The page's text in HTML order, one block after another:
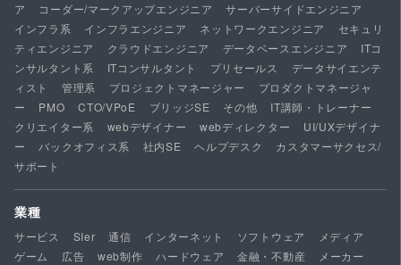
ア
コーダー/マークアップエンジニア
サーバーサイドエンジニア
インフラ系
インフラエンジニア ネットワークエンジニア
セキュリ
ティエンジニア
クラウドエンジニア データベースエンジニア
ITコ
ンサルタント系
ITコンサルタント プリセールス
データサイエンテ
ィスト
管理系 プロジェクトマネージャー
プロダクトマネージャ
ー
PMO CTO/VPoE ブリッジSE その他
IT講師・トレーナー
クリエイター系
webデザイナー webディレクター
UI/UXデザイナ
ー
バックオフィス系 社内SE ヘルプデスク
カスタマーサクセス/
サポート
業種
サービス SIer 通信 インターネット ソフトウェア
メディア
ゲーム
広告 web制作 ハードウェア 金融・不動産
メーカー